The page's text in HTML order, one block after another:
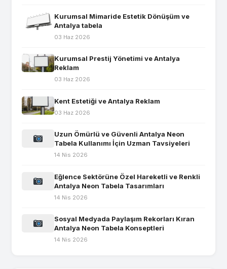
Kurumsal Mimaride Estetik Dönüşüm ve
Antalya tabela
03 Haz 2026
Kurumsal Prestij Yönetimi ve Antalya
Reklam
03 Haz 2026
Kent Estetiği ve Antalya Reklam
03 Haz 2026
Uzun Ömürlü ve Güvenli Antalya Neon
Tabela Kullanımı İçin Uzman Tavsiyeleri
14 Nis 2026
Eğlence Sektörüne Özel Hareketli ve Renkli
Antalya Neon Tabela Tasarımları
14 Nis 2026
Sosyal Medyada Paylaşım Rekorları Kıran
Antalya Neon Tabela Konseptleri
14 Nis 2026